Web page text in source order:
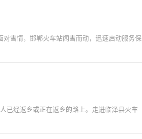
雪情，邯郸火车站闻雪而动，迅速启动服务保
已经返乡或正在返乡的路上。走进临泽县火车